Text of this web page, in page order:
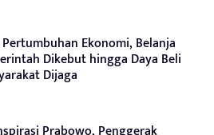
Pertumbuhan Ekonomi, Belanja
Dikebut hingga Daya Beli
Dijaga